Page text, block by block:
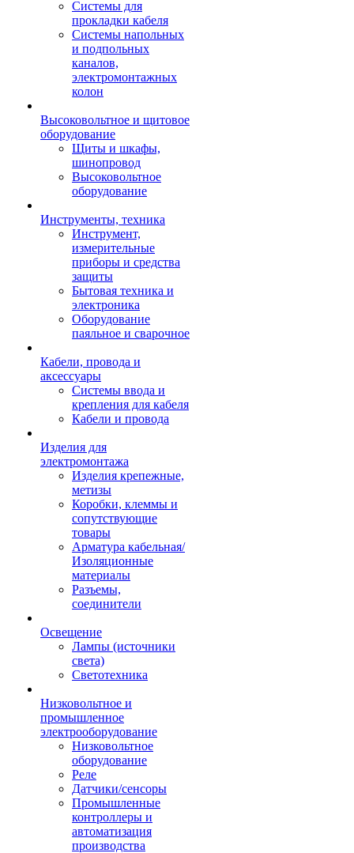
Системы для
прокладки кабеля
Системы напольных
и подпольных
каналов,
электромонтажных
колон
Высоковольтное и щитовое
оборудование
Щиты и шкафы,
шинопровод
Высоковольтное
оборудование
Инструменты, техника
Инструмент,
измерительные
приборы и средства
защиты
Бытовая техника и
электроника
Оборудование
паяльное и сварочное
Кабели, провода и
аксессуары
Системы ввода и
крепления для кабеля
Кабели и провода
Изделия для
электромонтажа
Изделия крепежные,
метизы
Коробки, клеммы и
сопутствующие
товары
Арматура кабельная/
Изоляционные
материалы
Разъемы,
соединители
Освещение
Лампы (источники
света)
Светотехника
Низковольтное и
промышленное
электрооборудование
Низковольтное
оборудование
Реле
Датчики/сенсоры
Промышленные
контроллеры и
автоматизация
производства